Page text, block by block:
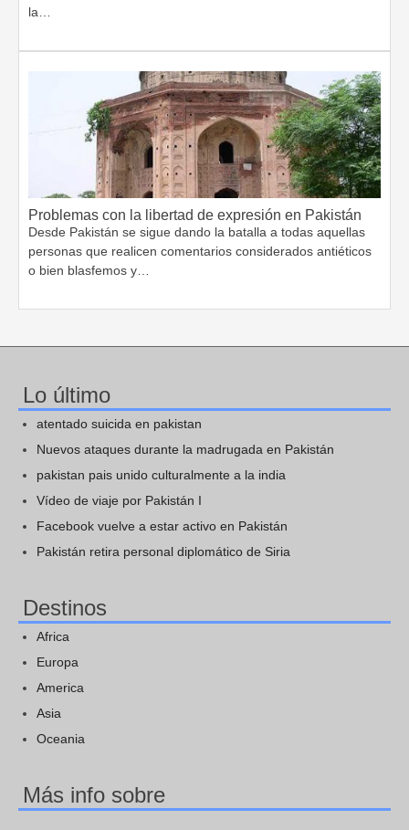
la…
Problemas con la libertad de expresión en Pakistán
Desde Pakistán se sigue dando la batalla a todas aquellas
personas que realicen comentarios considerados antiéticos
o bien blasfemos y…
Lo último
atentado suicida en pakistan
Nuevos ataques durante la madrugada en Pakistán
pakistan pais unido culturalmente a la india
Vídeo de viaje por Pakistán I
Facebook vuelve a estar activo en Pakistán
Pakistán retira personal diplomático de Siria
Destinos
Africa
Europa
America
Asia
Oceania
Más info sobre